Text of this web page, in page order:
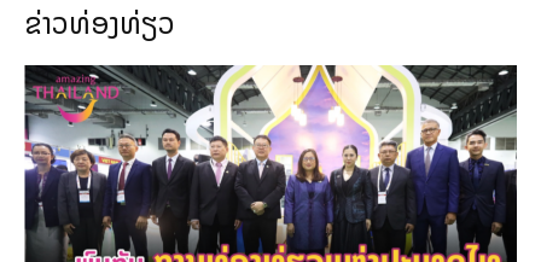
ຂ່າວທ່ອງທ່ຽວ